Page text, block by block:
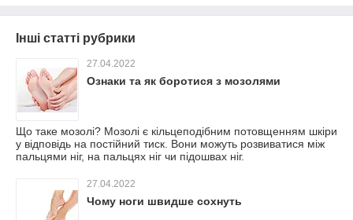
Інші статті рубрики
27.04.2022
Ознаки та як боротися з мозолями
Що таке мозолі? Мозолі є кільцеподібним потовщенням шкіри
у відповідь на постійний тиск. Вони можуть розвиватися між
пальцями ніг, на пальцях ніг чи підошвах ніг.
27.04.2022
Чому ноги швидше сохнуть